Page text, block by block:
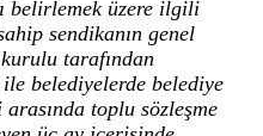
belirlemek üzere ilgili
sendikanın genel
tarafından
belediyelerde belediye
toplu sözleşme